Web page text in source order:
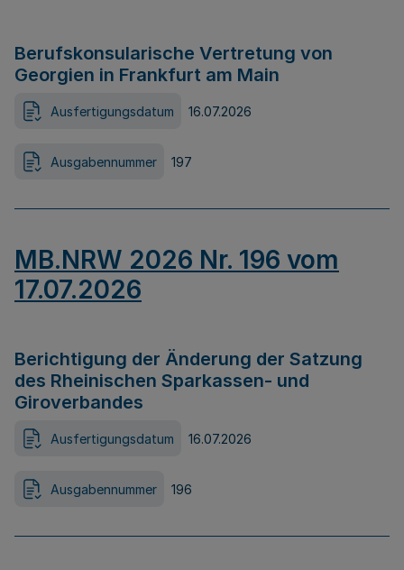
Berufskonsularische Vertretung von
Georgien in Frankfurt am Main
Ausfertigungsdatum 16.07.2026
Ausgabennummer 197
MB.NRW 2026 Nr. 196 vom
17.07.2026
Berichtigung der Änderung der Satzung
des Rheinischen Sparkassen- und
Giroverbandes
Ausfertigungsdatum 16.07.2026
Ausgabennummer 196